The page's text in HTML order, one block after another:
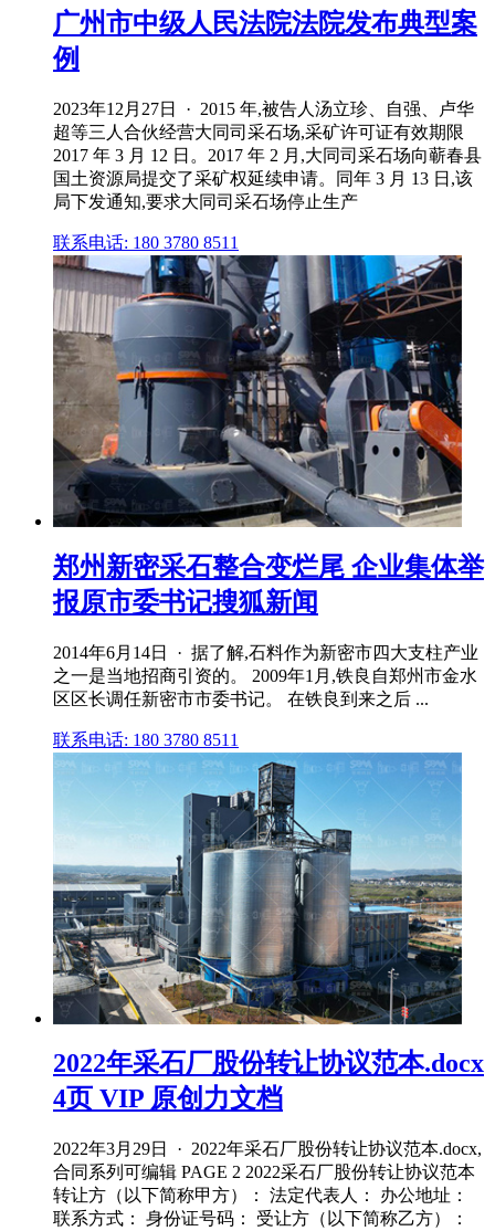
广州市中级人民法院法院发布典型案
例
2023年12月27日 · 2015 年,被告人汤立珍、自强、卢华
超等三人合伙经营大同司采石场,采矿许可证有效期限
2017 年 3 月 12 日。2017 年 2 月,大同司采石场向蕲春县
国土资源局提交了采矿权延续申请。同年 3 月 13 日,该
局下发通知,要求大同司采石场停止生产
联系电话: 180 3780 8511
郑州新密采石整合变烂尾 企业集体举
报原市委书记搜狐新闻
2014年6月14日 · 据了解,石料作为新密市四大支柱产业
之一是当地招商引资的。 2009年1月,铁良自郑州市金水
区区长调任新密市市委书记。 在铁良到来之后 ...
联系电话: 180 3780 8511
2022年采石厂股份转让协议范本.docx
4页 VIP 原创力文档
2022年3月29日 · 2022年采石厂股份转让协议范本.docx,
合同系列可编辑 PAGE 2 2022采石厂股份转让协议范本
转让方（以下简称甲方）： 法定代表人： 办公地址：
联系方式： 身份证号码： 受让方（以下简称乙方）：